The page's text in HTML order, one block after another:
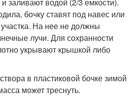
бочку ставят под навес или
На нее не должны
лучи. Для сохранности
укрывают крышкой либо
в пластиковой бочке зимой
может треснуть.